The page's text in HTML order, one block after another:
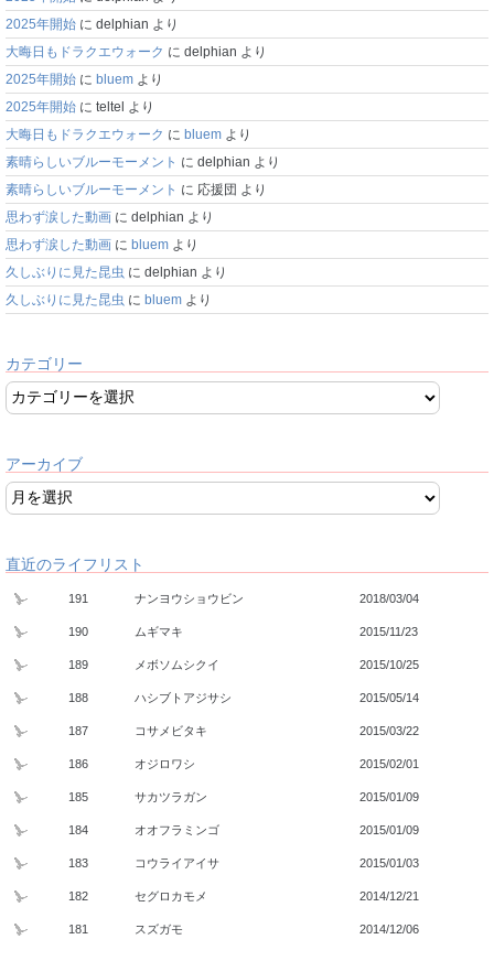
2025年開始 に delphian より
大晦日もドラクエウォーク に delphian より
2025年開始 に bluem より
2025年開始 に teltel より
大晦日もドラクエウォーク に bluem より
素晴らしいブルーモーメント に delphian より
素晴らしいブルーモーメント に 応援団 より
思わず涙した動画 に delphian より
思わず涙した動画 に bluem より
久しぶりに見た昆虫 に delphian より
久しぶりに見た昆虫 に bluem より
カテゴリー
アーカイブ
直近のライフリスト
191 ナンヨウショウビン 2018/03/04
190 ムギマキ 2015/11/23
189 メボソムシクイ 2015/10/25
188 ハシブトアジサシ 2015/05/14
187 コサメビタキ 2015/03/22
186 オジロワシ 2015/02/01
185 サカツラガン 2015/01/09
184 オオフラミンゴ 2015/01/09
183 コウライアイサ 2015/01/03
182 セグロカモメ 2014/12/21
181 スズガモ 2014/12/06